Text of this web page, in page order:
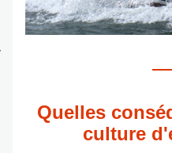
Quelles
culture